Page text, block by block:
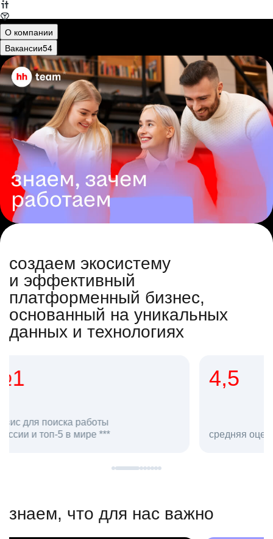
О компании
Вакансии54
создаем экосистему
и эффективный
платформенный бизнес,
основанный на уникальных
данных и технологиях
4,5
средняя оценка hh.ru как работодателя **
в hh.ru
знаем, что для нас важно